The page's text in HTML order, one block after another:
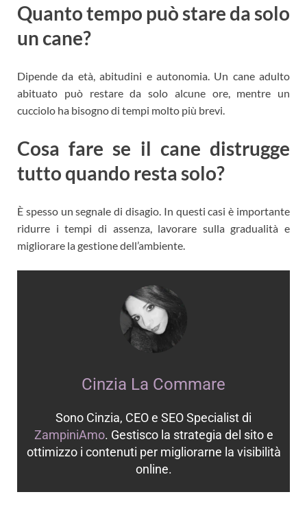
Quanto tempo può stare da solo
un cane?
Dipende da età, abitudini e autonomia. Un cane adulto
abituato può restare da solo alcune ore, mentre un
cucciolo ha bisogno di tempi molto più brevi.
Cosa fare se il cane distrugge
tutto quando resta solo?
È spesso un segnale di disagio. In questi casi è importante
ridurre i tempi di assenza, lavorare sulla gradualità e
migliorare la gestione dell’ambiente.
Cinzia La Commare
Sono Cinzia, CEO e SEO Specialist di
ZampiniAmo. Gestisco la strategia del sito e
ottimizzo i contenuti per migliorarne la visibilità
online.